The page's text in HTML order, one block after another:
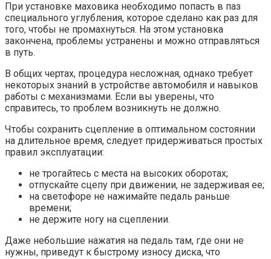
При установке маховика необходимо попасть в паз
специального углубления, которое сделано как раз для
того, чтобы не промахнуться. На этом установка
закончена, проблемы устранены и можно отправляться
в путь.
В общих чертах, процедура несложная, однако требует
некоторых знаний в устройстве автомобиля и навыков
работы с механизмами. Если вы уверены, что
справитесь, то проблем возникнуть не должно.
Чтобы сохранить сцепление в оптимальном состоянии
на длительное время, следует придерживаться простых
правил эксплуатации:
не трогайтесь с места на высоких оборотах;
отпускайте сцепу при движении, не задерживая ее;
на светофоре не нажимайте педаль раньше
времени;
не держите ногу на сцеплении.
Даже небольшие нажатия на педаль там, где они не
нужны, приведут к быстрому износу диска, что